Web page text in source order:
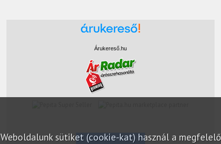
Weboldalunk sütiket (cookie-kat) használ a megfelelő
Árukereső.hu